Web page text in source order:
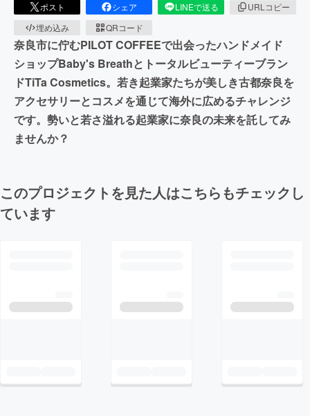
ポスト シェア LINEで送る
URLコピー
埋め込み
QRコード
奈良市に佇むPILOT COFFEEで出会ったハンドメイド
ショップBaby's Breathとトータルビューティーブラン
ドTiTa Cosmetics。若き起業家たちが美しき古都奈良を
アクセサリーとコスメを通じて海外に広めるチャレンジ
です。勢いと若さ溢れる起業家に奈良の未来を託してみ
ませんか？
このプロジェクトを見た人はこちらもチェックし
ています